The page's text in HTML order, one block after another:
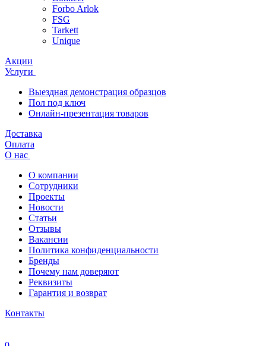
Forbo Arlok
FSG
Tarkett
Unique
Акции
Услуги
Выездная демонстрация образцов
Пол под ключ
Онлайн-презентация товаров
Доставка
Оплата
О нас
О компании
Сотрудники
Проекты
Новости
Статьи
Отзывы
Вакансии
Политика конфиденциальности
Бренды
Почему нам доверяют
Реквизиты
Гарантия и возврат
Контакты